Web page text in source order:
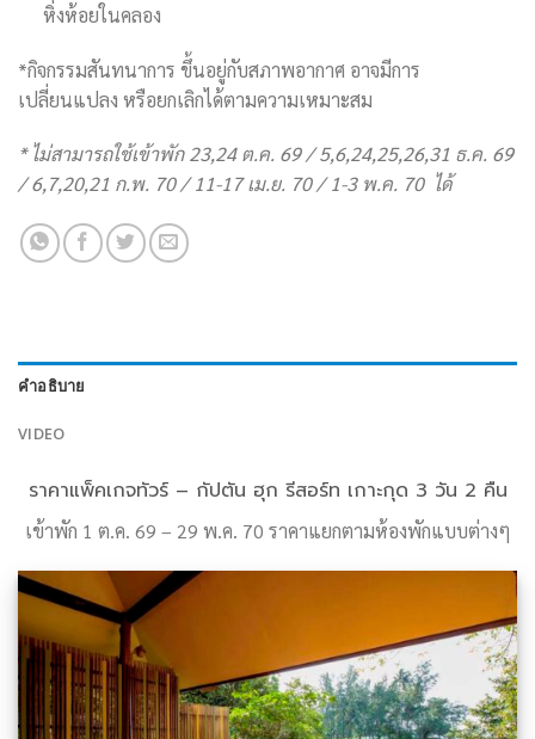
หิ่งห้อยในคลอง
*กิจกรรมสันทนาการ ขึ้นอยู่กับสภาพอากาศ อาจมีการ
เปลี่ยนแปลง หรือยกเลิกได้ตามความเหมาะสม
* ไม่สามารถใช้เข้าพัก 23,24 ต.ค. 69 / 5,6,24,25,26,31 ธ.ค. 69
/ 6,7,20,21 ก.พ. 70 / 11-17 เม.ย. 70 / 1-3 พ.ค. 70 ได้
คำอธิบาย
VIDEO
ราคาแพ็คเกจทัวร์ – กัปตัน ฮุก รีสอร์ท เกาะกุด 3 วัน 2 คืน
เข้าพัก 1 ต.ค. 69 – 29 พ.ค. 70 ราคาแยกตามห้องพักแบบต่างๆ